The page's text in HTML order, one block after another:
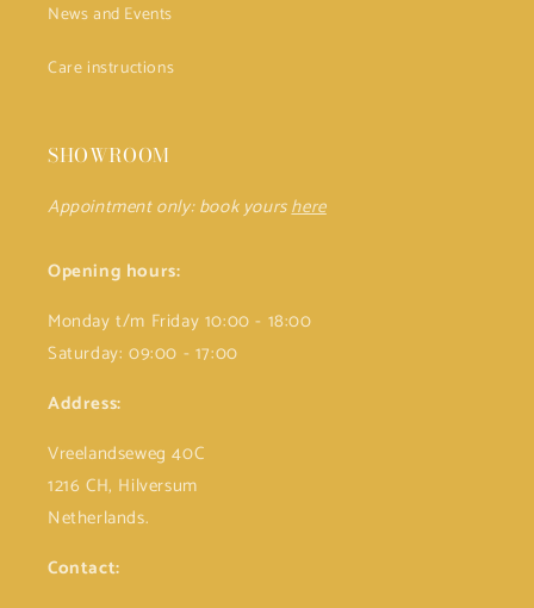
News and Events
Care instructions
SHOWROOM
Appointment only: book yourshere
Opening hours:
Monday t/m Friday 10:00 - 18:00
Saturday: 09:00 - 17:00
Address:
Vreelandseweg 40C
1216 CH, Hilversum
Netherlands.
Contact: